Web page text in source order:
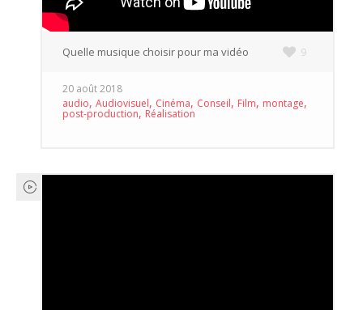
Quelle musique choisir pour ma vidéo 9
20 août 2018
audio, Audiovisuel, Cinéma, Conseil, Film, montage,
post-production, Réalisation